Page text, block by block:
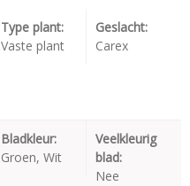
Type plant:
Vaste plant
Geslacht:
Carex
Bladkleur:
Groen, Wit
Veelkleurig
blad:
Nee